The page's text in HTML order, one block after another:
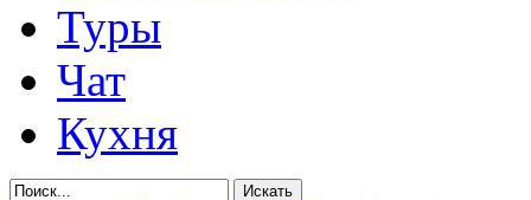
Туры
Чат
Кухня